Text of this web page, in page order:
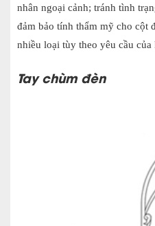
nhân ngoại cảnh; tránh tình
đảm bảo tính thẩm mỹ cho cột
nhiều loại tùy theo yêu cầu của
Tay chùm đèn